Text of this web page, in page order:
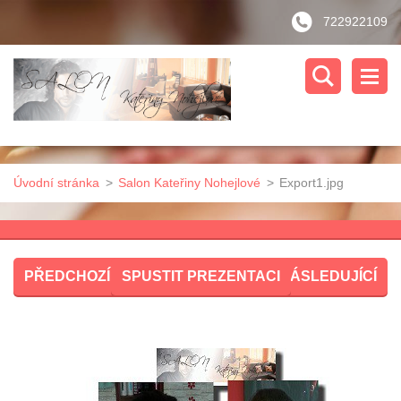
722922109
Úvodní stránka > Salon Kateřiny Nohejlové > Export1.jpg
PŘEDCHOZÍ SPUSTIT PREZENTACI NÁSLEDUJÍCÍ